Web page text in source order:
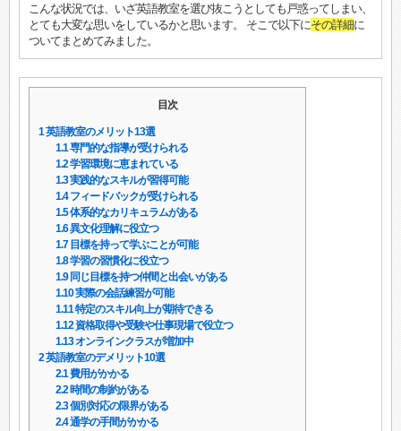
こんな状況では、いざ英語教室を選び抜こうとしても戸惑ってしまい、
とても大変な思いをしているかと思います。 そこで以下にその詳細に
ついてまとめてみました。
目次
1英語教室のメリット13選
1.1専門的な指導が受けられる
1.2学習環境に恵まれている
1.3実践的なスキルが習得可能
1.4フィードバックが受けられる
1.5体系的なカリキュラムがある
1.6異文化理解に役立つ
1.7目標を持って学ぶことが可能
1.8学習の習慣化に役立つ
1.9同じ目標を持つ仲間と出会いがある
1.10実際の会話練習が可能
1.11特定のスキル向上が期待できる
1.12資格取得や受験や仕事現場で役立つ
1.13オンラインクラスが増加中
2英語教室のデメリット10選
2.1費用がかかる
2.2時間の制約がある
2.3個別対応の限界がある
2.4通学の手間がかかる